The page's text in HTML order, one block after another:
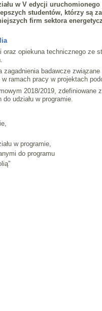
w V edycji uruchomionego
studentów, którzy są
firm sektora
opiekuna technicznego ze
badawcze
w ramach pracy w projektach
2018/2019, zdefiniowane
udziału w programie.
w programie,
do programu